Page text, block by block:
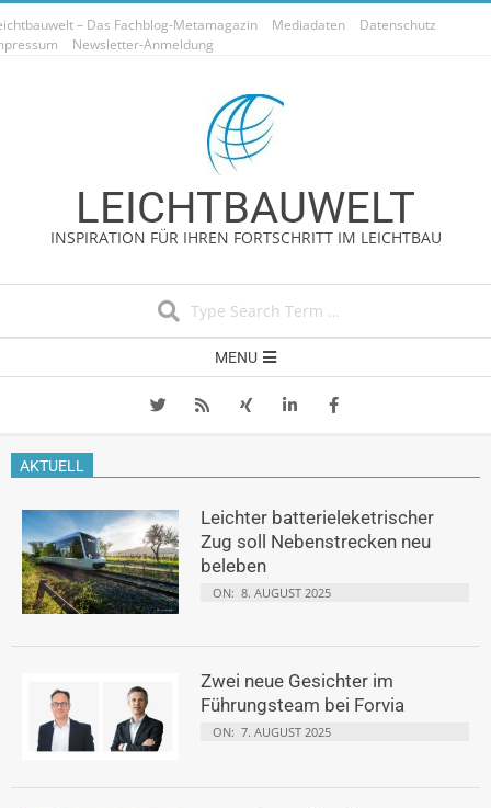
Skip
to
– Das Fachblog-Metamagazin Mediadaten
Datenschutz
Newsletter-Anmeldung
LEICHTBAUWELT
INSPIRATION FÜR IHREN FORTSCHRITT IM LEICHTBAU
Navigation
MENU
AKTUELL
Leichter batterieleketrischer
Zug soll Nebenstrecken neu
beleben
ON: 8. AUGUST 2025
Zwei neue Gesichter im
Führungsteam bei Forvia
ON: 7. AUGUST 2025